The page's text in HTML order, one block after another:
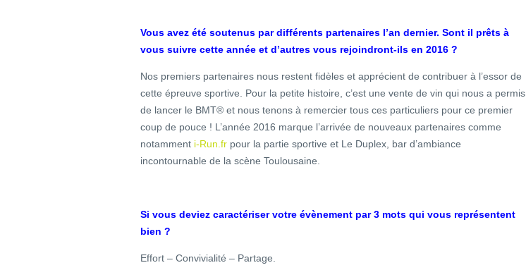
Vous avez été soutenus par différents partenaires l’an dernier. Sont il prêts à
vous suivre cette année et d’autres vous rejoindront-ils en 2016 ?
Nos premiers partenaires nous restent fidèles et apprécient de contribuer à l’essor de
cette épreuve sportive. Pour la petite histoire, c’est une vente de vin qui nous a permis
de lancer le BMT® et nous tenons à remercier tous ces particuliers pour ce premier
coup de pouce ! L’année 2016 marque l’arrivée de nouveaux partenaires comme
notamment i-Run.fr pour la partie sportive et Le Duplex, bar d’ambiance
incontournable de la scène Toulousaine.
Si vous deviez caractériser votre évènement par 3 mots qui vous représentent
bien ?
Effort – Convivialité – Partage.